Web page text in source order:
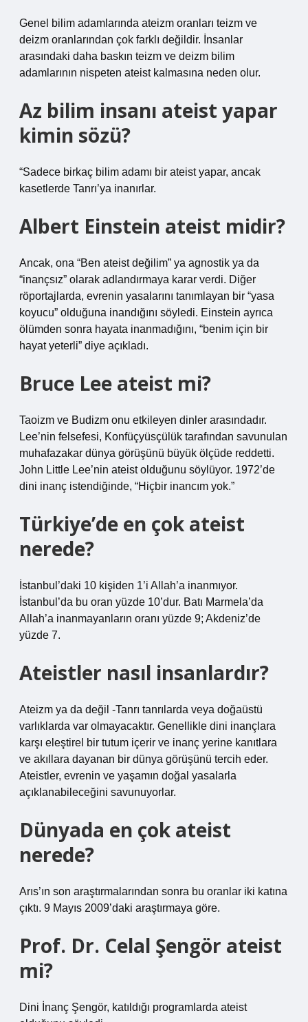
Genel bilim adamlarında ateizm oranları teizm ve
deizm oranlarından çok farklı değildir. İnsanlar
arasındaki daha baskın teizm ve deizm bilim
adamlarının nispeten ateist kalmasına neden olur.
Az bilim insanı ateist yapar
kimin sözü?
“Sadece birkaç bilim adamı bir ateist yapar, ancak
kasetlerde Tanrı’ya inanırlar.
Albert Einstein ateist midir?
Ancak, ona “Ben ateist değilim” ya agnostik ya da
“inançsız” olarak adlandırmaya karar verdi. Diğer
röportajlarda, evrenin yasalarını tanımlayan bir “yasa
koyucu” olduğuna inandığını söyledi. Einstein ayrıca
ölümden sonra hayata inanmadığını, “benim için bir
hayat yeterli” diye açıkladı.
Bruce Lee ateist mi?
Taoizm ve Budizm onu ​​etkileyen dinler arasındadır.
Lee’nin felsefesi, Konfüçyüsçülük tarafından savunulan
muhafazakar dünya görüşünü büyük ölçüde reddetti.
John Little Lee’nin ateist olduğunu söylüyor. 1972’de
dini inanç istendiğinde, “Hiçbir inancım yok.”
Türkiye’de en çok ateist
nerede?
İstanbul’daki 10 kişiden 1’i Allah’a inanmıyor.
İstanbul’da bu oran yüzde 10’dur. Batı Marmela’da
Allah’a inanmayanların oranı yüzde 9; Akdeniz’de
yüzde 7.
Ateistler nasıl insanlardır?
Ateizm ya da değil -Tanrı tanrılarda veya doğaüstü
varlıklarda var olmayacaktır. Genellikle dini inançlara
karşı eleştirel bir tutum içerir ve inanç yerine kanıtlara
ve akıllara dayanan bir dünya görüşünü tercih eder.
Ateistler, evrenin ve yaşamın doğal yasalarla
açıklanabileceğini savunuyorlar.
Dünyada en çok ateist
nerede?
Arıs’ın son araştırmalarından sonra bu oranlar iki katına
çıktı. 9 Mayıs 2009’daki araştırmaya göre.
Prof. Dr. Celal Şengör ateist
mi?
Dini İnanç Şengör, katıldığı programlarda ateist